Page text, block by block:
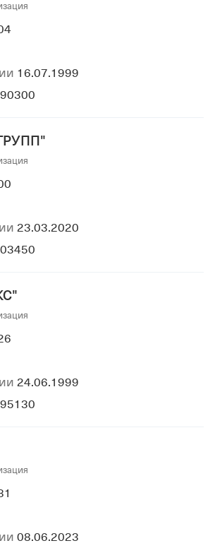
16.07.1999
23.03.2020
24.06.1999
08.06.2023